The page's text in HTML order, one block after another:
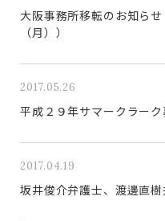
大阪事務所移転のお知ら
（月））
2017.05.26
平成２９年サマークラー
2017.04.19
坂井俊介弁護士、渡邊直